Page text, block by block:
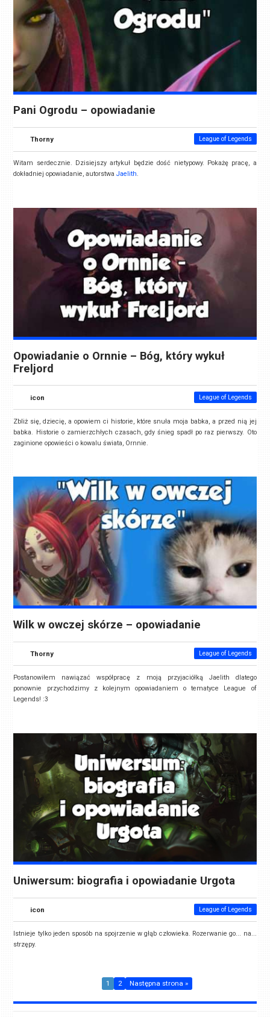
Pani Ogrodu – opowiadanie
Thorny League of Legends
Witam serdecznie. Dzisiejszy artykuł będzie dość nietypowy. Pokażę pracę, a
dokładniej opowiadanie, autorstwaJaelith.
Opowiadanie o Ornnie – Bóg, który wykuł
Freljord
icon League of Legends
Zbliż się, dziecię, a opowiem ci historie, które snuła moja babka, a przed nią jej
babka. Historie o zamierzchłych czasach, gdy śnieg spadł po raz pierwszy. Oto
zaginione opowieści o kowalu świata, Ornnie.
Wilk w owczej skórze – opowiadanie
Thorny League of Legends
Postanowiłem nawiązać współpracę z moją przyjaciółką Jaelith dlatego
ponownie przychodzimy z kolejnym opowiadaniem o tematyce League of
Legends! :3
Uniwersum: biografia i opowiadanie Urgota
icon League of Legends
Istnieje tylko jeden sposób na spojrzenie w głąb człowieka. Rozerwanie go... na...
strzępy.
1 2 Następna strona »